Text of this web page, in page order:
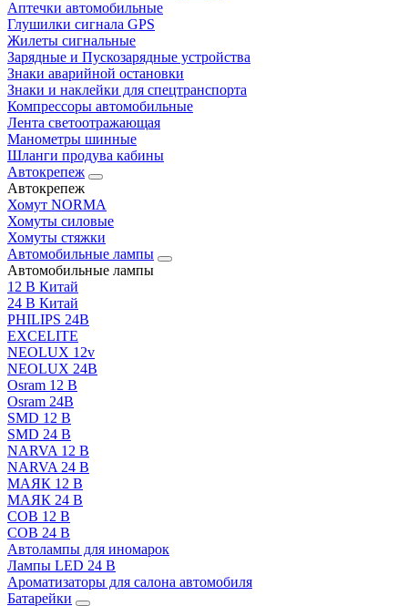
Аптечки автомобильные
Глушилки сигнала GPS
Жилеты сигнальные
Зарядные и Пускозарядные устройства
Знаки аварийной остановки
Знаки и наклейки для спецтранспорта
Компрессоры автомобильные
Лента светоотражающая
Манометры шинные
Шланги продува кабины
Автокрепеж
Автокрепеж
Хомут NORMA
Хомуты силовые
Хомуты стяжки
Автомобильные лампы
Автомобильные лампы
12 В Китай
24 В Китай
PHILIPS 24В
EXCELITE
NEOLUX 12v
NEOLUX 24В
Osram 12 В
Osram 24В
SMD 12 В
SMD 24 В
NARVA 12 В
NARVA 24 В
МАЯК 12 В
МАЯК 24 В
COB 12 В
COB 24 В
Автолампы для иномарок
Лампы LED 24 B
Ароматизаторы для салона автомобиля
Батарейки